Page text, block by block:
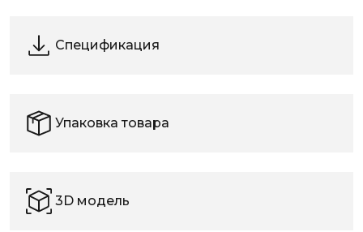
Спецификация
Упаковка товара
3D модель